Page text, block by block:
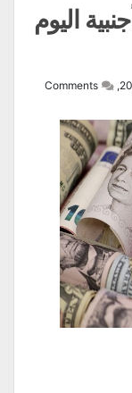
اليوم
Comments